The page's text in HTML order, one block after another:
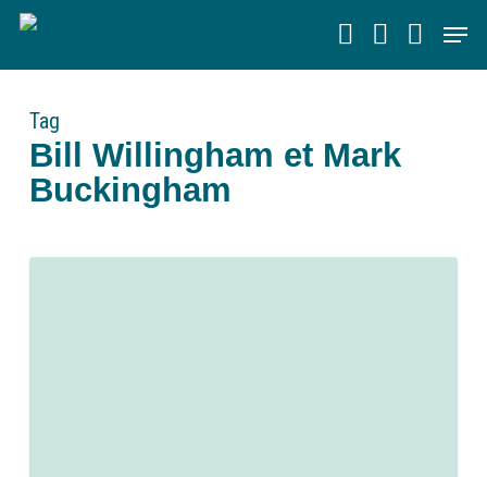
Skip
main
Tag
Bill Willingham et Mark
Buckingham